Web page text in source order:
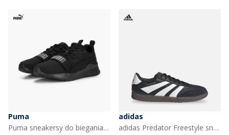
Puma
Puma sneakersy do biegania z technologią wired dla niego kolor Puma Black
adidas
adidas Predator Freestyle sneakersy dla niego kolor Core Black/Biały/Gold Metallic